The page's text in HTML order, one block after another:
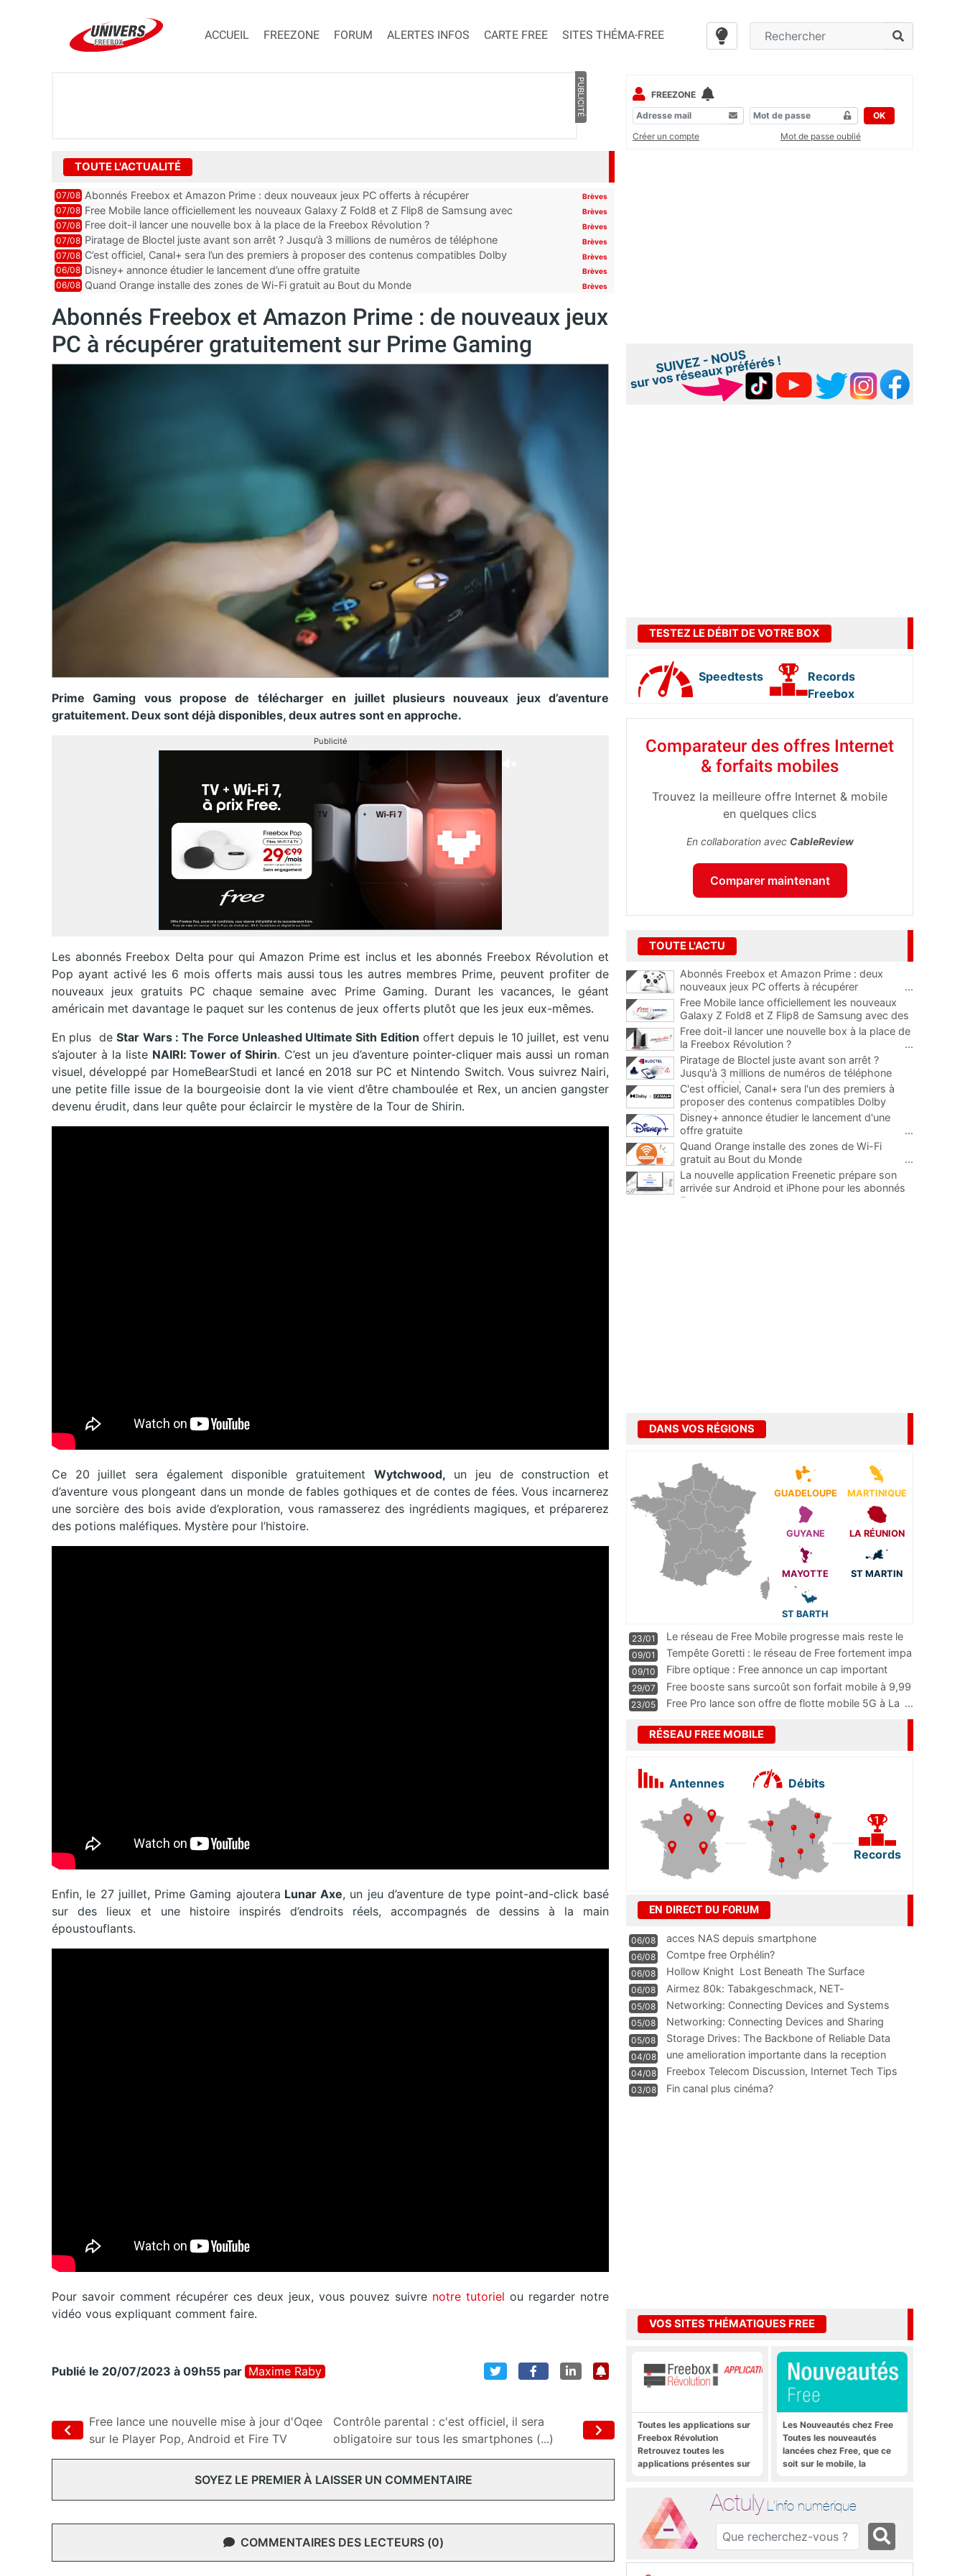
ACCUEIL FREEZONE FORUM ALERTES INFOS CARTE FREE SITES THÉMA-FREE
PUBLICITÉ
TOUTE L'ACTUALITÉ
07/08 Abonnés Freebox et Amazon Prime : deux nouveaux jeux PC offerts à récupérer Brèves
07/08 Free Mobile lance officiellement les nouveaux Galaxy Z Fold8 et Z Flip8 de Samsung avec
des promos et des cadeaux
Brèves
07/08 Free doit-il lancer une nouvelle box à la place de la Freebox Révolution ? Brèves
07/08 Piratage de Bloctel juste avant son arrêt ? Jusqu’à 3 millions de numéros de téléphone
auraient fuité
Brèves
07/08 C’est officiel, Canal+ sera l’un des premiers à proposer des contenus compatibles Dolby
Vision 2
Brèves
06/08 Disney+ annonce étudier le lancement d’une offre gratuite Brèves
06/08 Quand Orange installe des zones de Wi-Fi gratuit au Bout du Monde Brèves
Abonnés Freebox et Amazon Prime : de nouveaux jeux
PC à récupérer gratuitement sur Prime Gaming
Prime Gaming vous propose de télécharger en juillet plusieurs nouveaux jeux d’aventure
gratuitement. Deux sont déjà disponibles, deux autres sont en approche.
Publicité
Les abonnés Freebox Delta pour qui Amazon Prime est inclus et les abonnés Freebox Révolution et
Pop ayant activé les 6 mois offerts mais aussi tous les autres membres Prime, peuvent profiter de
nouveaux jeux gratuits PC chaque semaine avec Prime Gaming. Durant les vacances, le géant
américain met davantage le paquet sur les contenus de jeux offerts plutôt que les jeux eux-mêmes.
En plus deStar Wars : The Force Unleashed Ultimate Sith Edition offert depuis le 10 juillet, est venu
s’ajouter à la liste NAIRI: Tower of Shirin. C’est un jeu d’aventure pointer-cliquer mais aussi un roman
visuel, développé par HomeBearStudi et lancé en 2018 sur PC et Nintendo Switch. Vous suivrez Nairi,
une petite fille issue de la bourgeoisie dont la vie vient d’être chamboulée et Rex, un ancien gangster
devenu érudit, dans leur quête pour éclaircir le mystère de la Tour de Shirin.
Ce 20 juillet sera également disponible gratuitement Wytchwood, un jeu de construction et
d’aventure vous plongeant dans un monde de fables gothiques et de contes de fées. Vous incarnerez
une sorcière des bois avide d’exploration, vous ramasserez des ingrédients magiques, et préparerez
des potions maléfiques. Mystère pour l’histoire.
Enfin, le 27 juillet, Prime Gaming ajoutera Lunar Axe, un jeu d’aventure de type point-and-click basé
sur des lieux et une histoire inspirés d’endroits réels, accompagnés de dessins à la main
époustouflants.
Pour savoir comment récupérer ces deux jeux, vous pouvez suivre notre tutoriel ou regarder notre
vidéo vous expliquant comment faire.
Publié le 20/07/2023 à 09h55 par Maxime Raby
Free lance une nouvelle mise à jour d'Oqee
sur le Player Pop, Android et Fire TV
Contrôle parental : c'est officiel, il sera
obligatoire sur tous les smartphones (...)
SOYEZ LE PREMIER À LAISSER UN COMMENTAIRE
COMMENTAIRES DES LECTEURS (0)
FREEZONE
OK
Créer un compte
Mot de passe oublié
TESTEZ LE DÉBIT DE VOTRE BOX
Speedtests
Records
Freebox
Comparateur des offres Internet
& forfaits mobiles
Trouvez la meilleure offre Internet & mobile
en quelques clics
En collaboration avec CableReview
Comparer maintenant
TOUTE L'ACTU
Abonnés Freebox et Amazon Prime : deux
nouveaux jeux PC offerts à récupérer
...
Free Mobile lance officiellement les nouveaux
Galaxy Z Fold8 et Z Flip8 de Samsung avec des
promos et des cadeaux
...
Free doit-il lancer une nouvelle box à la place de
la Freebox Révolution ?
...
Piratage de Bloctel juste avant son arrêt ?
Jusqu'à 3 millions de numéros de téléphone
auraient fuité
C'est officiel, Canal+ sera l'un des premiers à
proposer des contenus compatibles Dolby
Vision 2
Disney+ annonce étudier le lancement d'une
offre gratuite
...
Quand Orange installe des zones de Wi-Fi
gratuit au Bout du Monde
...
La nouvelle application Freenetic prépare son
arrivée sur Android et iPhone pour les abonnés
Freebox, testez la
DANS VOS RÉGIONS
GUADELOUPE MARTINIQUE
GUYANE LA RÉUNION
MAYOTTE ST MARTIN
ST BARTH
23/01
Le réseau de Free Mobile progresse mais reste le
m
...
09/01
Tempête Goretti : le réseau de Free fortement impa
09/10
Fibre optique : Free annonce un cap important
pass
...
29/07
Free booste sans surcoût son forfait mobile à 9,99
23/05 Free Pro lance son offre de flotte mobile 5G à La ...
RÉSEAU FREE MOBILE
Antennes Débits
Records
EN DIRECT DU FORUM
06/08 acces NAS depuis smartphone
06/08 Comtpe free Orphélin?
06/08 Hollow Knight  Lost Beneath The Surface
06/08
Airmez 80k: Tabakgeschmack, NET-
Technologie und Leistung im
05/08 Networking: Connecting Devices and Systems
05/08
Networking: Connecting Devices and Sharing
Information
05/08
Storage Drives: The Backbone of Reliable Data
Management
04/08
une amelioration importante dans la reception
WIFI
04/08
Freebox Telecom Discussion, Internet Tech Tips
Communi
03/08 Fin canal plus cinéma?
VOS SITES THÉMATIQUES FREE
Toutes les applications sur
Freebox Révolution
Retrouvez toutes les
applications présentes sur
Les Nouveautés chez Free
Toutes les nouveautés
lancées chez Free, que ce
soit sur le mobile, la
Actuly L'info numérique